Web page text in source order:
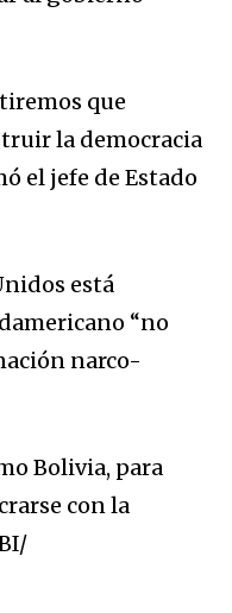
que
la democracia
el jefe de Estado
está
“no
narco-
Bolivia, para
con la